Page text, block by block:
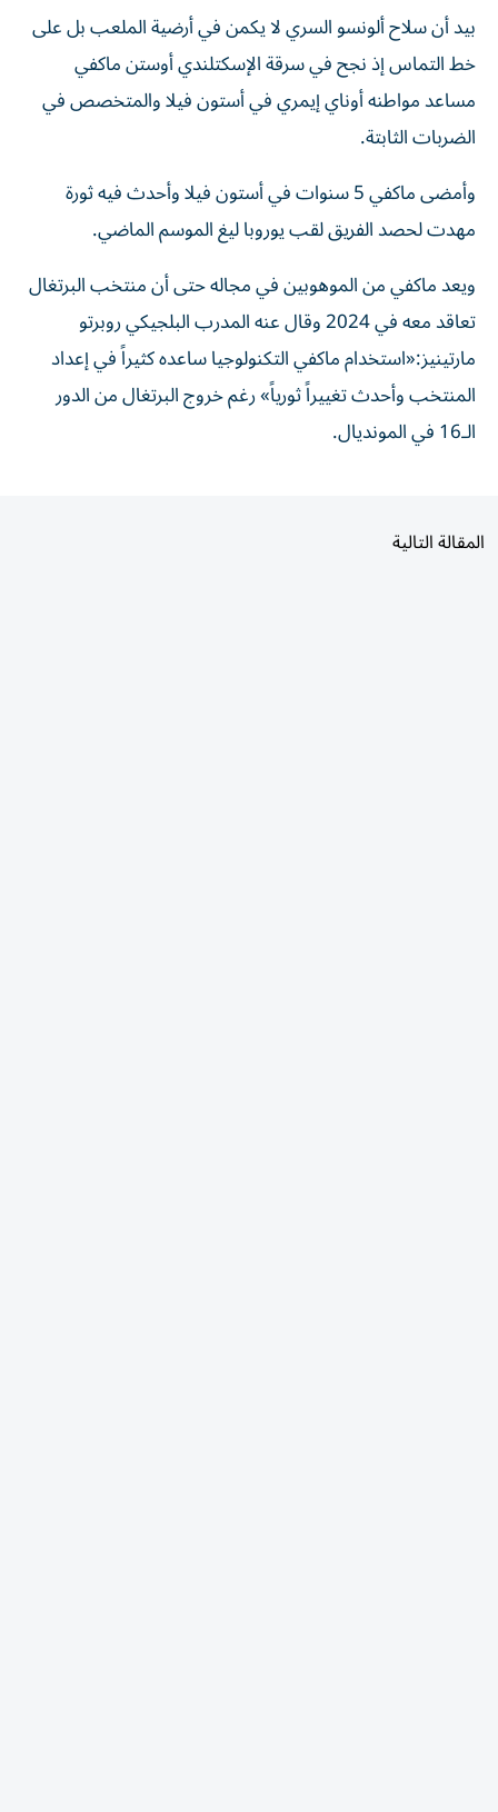
بيد أن سلاح ألونسو السري لا يكمن في أرضية الملعب بل على
خط التماس إذ نجح في سرقة الإسكتلندي أوستن ماكفي
مساعد مواطنه أوناي إيمري في أستون فيلا والمتخصص في
الضربات الثابتة.
وأمضى ماكفي 5 سنوات في أستون فيلا وأحدث فيه ثورة
مهدت لحصد الفريق لقب يوروبا ليغ الموسم الماضي.
ويعد ماكفي من الموهوبين في مجاله حتى أن منتخب البرتغال
تعاقد معه في 2024 وقال عنه المدرب البلجيكي روبرتو
مارتينيز:«استخدام ماكفي التكنولوجيا ساعده كثيراً في إعداد
المنتخب وأحدث تغييراً ثورياً» رغم خروج البرتغال من الدور
الـ16 في المونديال.
المقالة التالية